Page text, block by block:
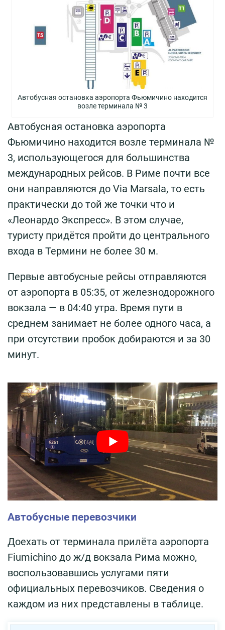
Автобусная остановка аэропорта Фьюмичино находится
возле терминала № 3
Автобусная остановка аэропорта
Фьюмичино находится возле терминала №
3, использующегося для большинства
международных рейсов. В Риме почти все
они направляются до Via Marsala, то есть
практически до той же точки что и
«Леонардо Экспресс». В этом случае,
туристу придётся пройти до центрального
входа в Термини не более 30 м.
Первые автобусные рейсы отправляются
от аэропорта в 05:35, от железнодорожного
вокзала — в 04:40 утра. Время пути в
среднем занимает не более одного часа, а
при отсутствии пробок добираются и за 30
минут.
Автобусные перевозчики
Доехать от терминала прилёта аэропорта
Fiumichino до ж/д вокзала Рима можно,
воспользовавшись услугами пяти
официальных перевозчиков. Сведения о
каждом из них представлены в таблице.